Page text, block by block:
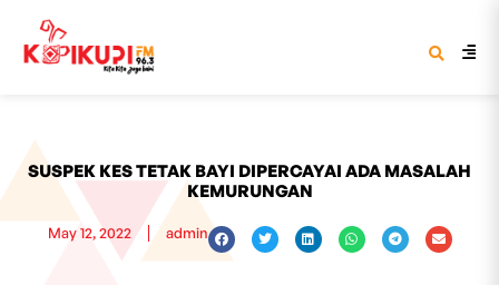
SUSPEK KES TETAK BAYI DIPERCAYAI ADA MASALAH
KEMURUNGAN
May 12, 2022 admin